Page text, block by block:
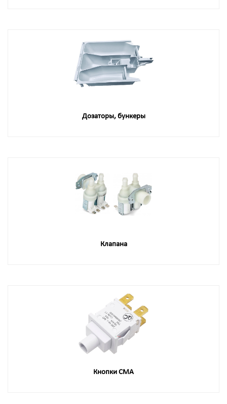
Дозаторы, бункеры
Клапана
Кнопки СМА